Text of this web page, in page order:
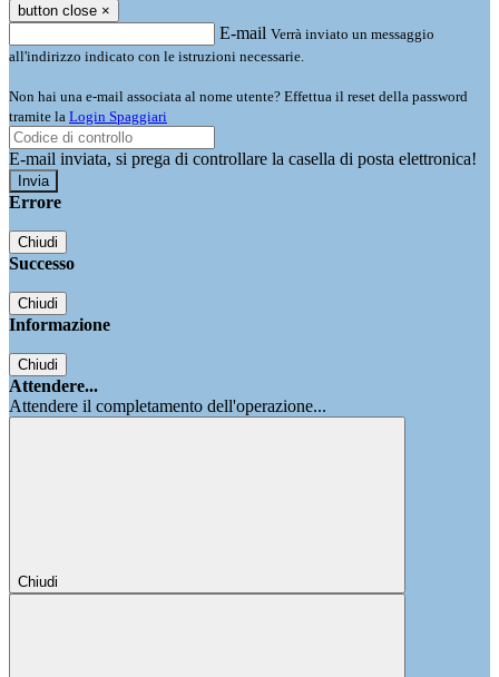
button close ×
E-mail Verrà inviato un messaggio
all'indirizzo indicato con le istruzioni necessarie.
Non hai una e-mail associata al nome utente? Effettua il reset della password
tramite la Login Spaggiari
E-mail inviata, si prega di controllare la casella di posta elettronica!
Errore
Chiudi
Successo
Chiudi
Informazione
Chiudi
Attendere...
Attendere il completamento dell'operazione...
Chiudi